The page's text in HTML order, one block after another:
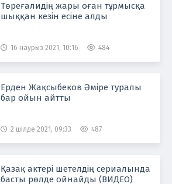
Төреғалидің жары оған тұрмысқа
шыққан кезін есіне алды
16 наурыз 2021, 10:16 484
Ерден Жақсыбеков Әміре туралы
бар ойын айтты
2 шілде 2021, 09:33 487
Қазақ актері шетелдің сериалында
басты рөлде ойнайды (ВИДЕО)